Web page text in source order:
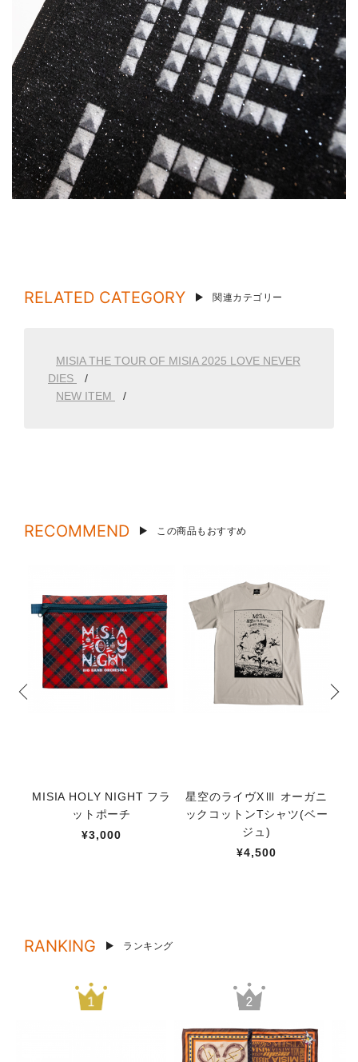
RELATED CATEGORY 関連カテゴリー
MISIA THE TOUR OF MISIA 2025 LOVE NEVER
DIES
NEW ITEM
RECOMMEND この商品もおすすめ
MISIA HOLY NIGHT フラ
ットポーチ
¥3,000
星空のライヴXⅢ オーガニ
ックコットンTシャツ(ベー
ジュ)
¥4,500
RANKING ランキング